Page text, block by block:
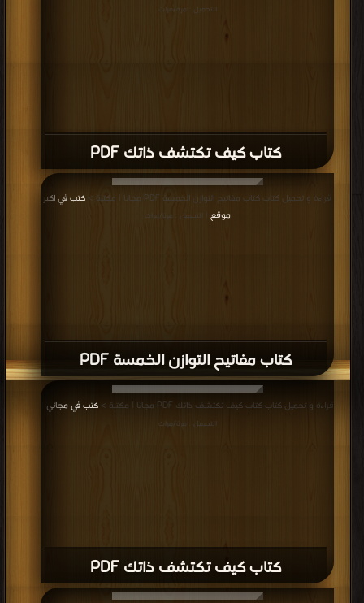
كتاب كيف تكتشف ذاتك PDF
التحميل : مرة/مرات
كتاب مفاتيح التوازن الخمسة PDF
قراءة و تحميل كتاب كتاب مفاتيح التوازن الخمسة PDF مجانا | مكتبة >
كتب في اكبر
موقع
| التحميل : مرة/مرات
كتاب كيف تكتشف ذاتك PDF
قراءة و تحميل كتاب كتاب كيف تكتشف ذاتك PDF مجانا | مكتبة > كتب في مجاني
التحميل : مرة/مرات